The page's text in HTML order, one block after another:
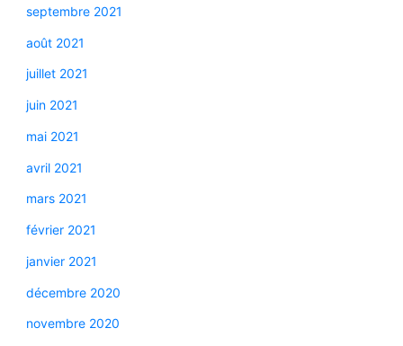
septembre 2021
août 2021
juillet 2021
juin 2021
mai 2021
avril 2021
mars 2021
février 2021
janvier 2021
décembre 2020
novembre 2020